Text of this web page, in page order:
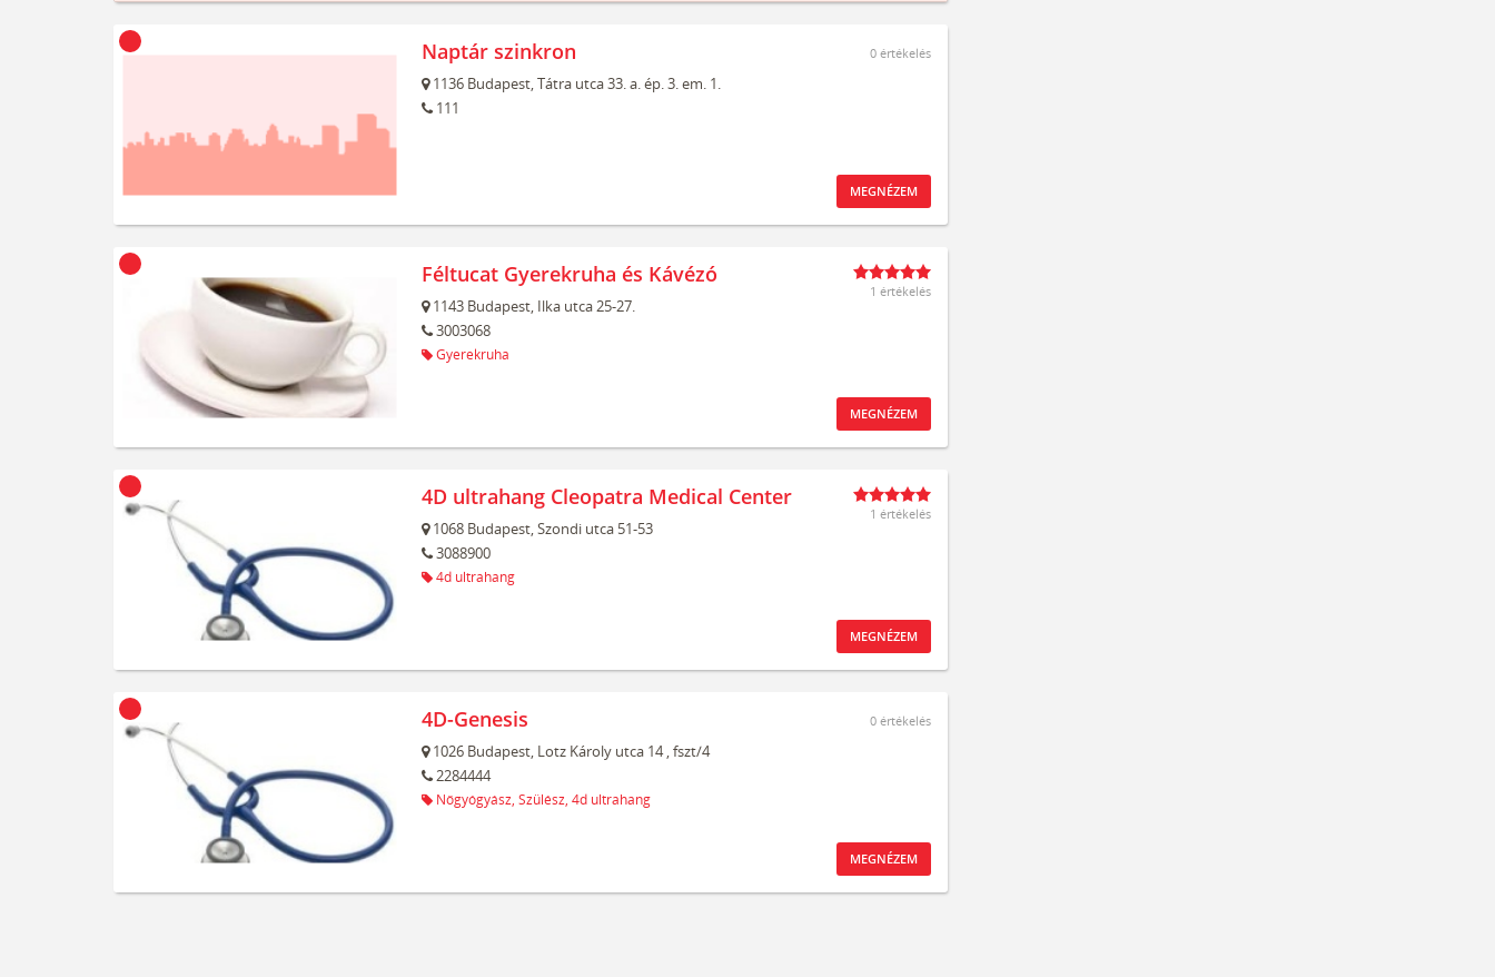
Naptár szinkron
1136 Budapest,Tátra utca 33. a. ép. 3. em. 1.
111
0 értékelés
MEGNÉZEM
Féltucat Gyerekruha és Kávézó
1143 Budapest, Ilka utca 25-27.
3003068
Gyerekruha
1 értékelés
MEGNÉZEM
4D ultrahang Cleopatra Medical Center
1068 Budapest,Szondi utca 51-53
3088900
4d ultrahang
1 értékelés
MEGNÉZEM
4D-Genesis
1026 Budapest, Lotz Károly utca 14, fszt/4
2284444
Nőgyógyász, Szülész, 4d ultrahang
0 értékelés
MEGNÉZEM